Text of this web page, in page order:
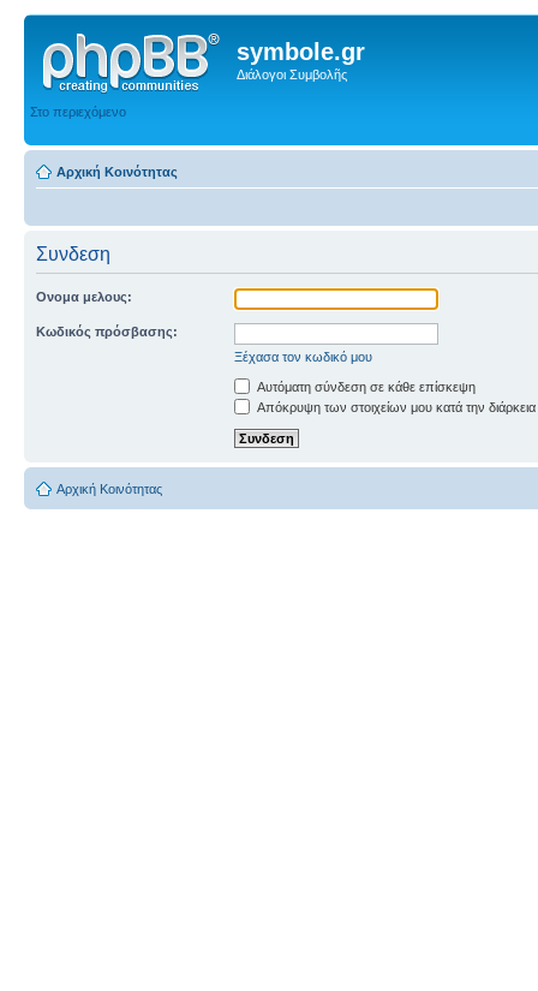
symbole.gr
Διάλογοι Συμβολῆς
Στο περιεχόμενο
Αρχική Κοινότητας
Συνδεση
Ονομα μελους:
Κωδικός πρόσβασης:
Ξέχασα τον κωδικό μου
Αυτόματη σύνδεση σε κάθε επίσκεψη
Απόκρυψη των στοιχείων μου κατά την
Αρχική Κοινότητας